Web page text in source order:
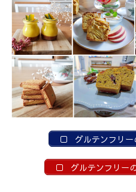
グルテンフリ
グルテンフリー